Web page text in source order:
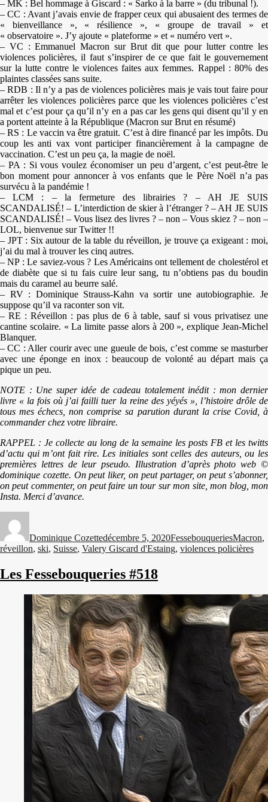
– MK : Bel hommage à Giscard : « Sarko à la barre » (du tribunal !).
– CC : Avant j’avais envie de frapper ceux qui abusaient des termes de
« bienveillance », « résilience », « groupe de travail » et
« observatoire ». J’y ajoute « plateforme » et « numéro vert ».
– VC : Emmanuel Macron sur Brut dit que pour lutter contre les
violences policières, il faut s’inspirer de ce que fait le gouvernement
sur la lutte contre le violences faites aux femmes. Rappel : 80% des
plaintes classées sans suite.
– RDB : Il n’y a pas de violences policières mais je vais tout faire pour
arrêter les violences policières parce que les violences policières c’est
mal et c’est pour ça qu’il n’y en a pas car les gens qui disent qu’il y en
a portent atteinte à la République (Macron sur Brut en résumé)
– RS : Le vaccin va être gratuit. C’est à dire financé par les impôts. Du
coup les anti vax vont participer financièrement à la campagne de
vaccination. C’est un peu ça, la magie de noël.
– PA : Si vous voulez économiser un peu d’argent, c’est peut-être le
bon moment pour annoncer à vos enfants que le Père Noël n’a pas
survécu à la pandémie !
– LCM : – la fermeture des librairies ? – AH JE SUIS
SCANDALISÉ! – L’interdiction de skier à l’étranger ? – AH JE SUIS
SCANDALISÉ! – Vous lisez des livres ? – non – Vous skiez ? – non –
LOL, bienvenue sur Twitter !!
– JPT : Six autour de la table du réveillon, je trouve ça exigeant : moi,
j’ai du mal à trouver les cinq autres.
– NP : Le saviez-vous ? Les Américains ont tellement de cholestérol et
de diabète que si tu fais cuire leur sang, tu n’obtiens pas du boudin
mais du caramel au beurre salé.
– RV : Dominique Strauss-Kahn va sortir une autobiographie. Je
suppose qu’il va raconter son vit.
– RE : Réveillon : pas plus de 6 à table, sauf si vous privatisez une
cantine scolaire. « La limite passe alors à 200 », explique Jean-Michel
Blanquer.
– CC : Aller courir avec une gueule de bois, c’est comme se masturber
avec une éponge en inox : beaucoup de volonté au départ mais ça
pique un peu.
NOTE : Une super idée de cadeau totalement inédit : mon dernier
livre « la fois où j’ai failli tuer la reine des yéyés », l’histoire drôle de
tous mes échecs, non comprise sa parution durant la crise Covid, à
commander chez votre libraire.
RAPPEL : Je collecte au long de la semaine les posts FB et les twitts
d’actu qui m’ont fait rire. Les initiales sont celles des auteurs, ou les
premières lettres de leur pseudo. Illustration d’après photo web ©
dominique cozette. On peut liker, on peut partager, on peut s’abonner,
on peut commenter, on peut faire un tour sur mon site, mon blog, mon
Insta. Merci d’avance.
Dominique Cozettedécembre 5, 2020FessebouqueriesMacron,
réveillon, ski, Suisse, Valery Giscard d'Estaing, violences policières
Les Fessebouqueries #518